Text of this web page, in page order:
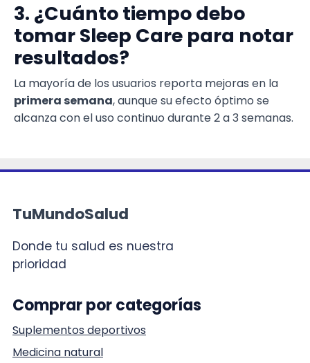
3. ¿Cuánto tiempo debo
tomar Sleep Care para notar
resultados?
La mayoría de los usuarios reporta mejoras en la
primera semana, aunque su efecto óptimo se
alcanza con el uso continuo durante 2 a 3 semanas.
TuMundoSalud
Donde tu salud es nuestra
prioridad
Comprar por categorías
Suplementos deportivos
Medicina natural